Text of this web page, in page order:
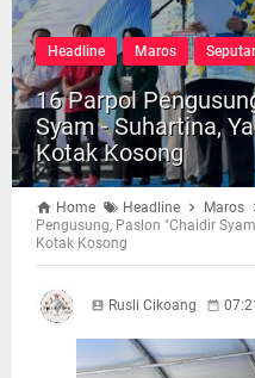
Headline Maros
16 Parpol
Syam - Suhartina,
Kotak Kosong
Home Headline Maros
Pengusung, Paslon "Chaidir
Kotak Kosong
Rusli Cikoang